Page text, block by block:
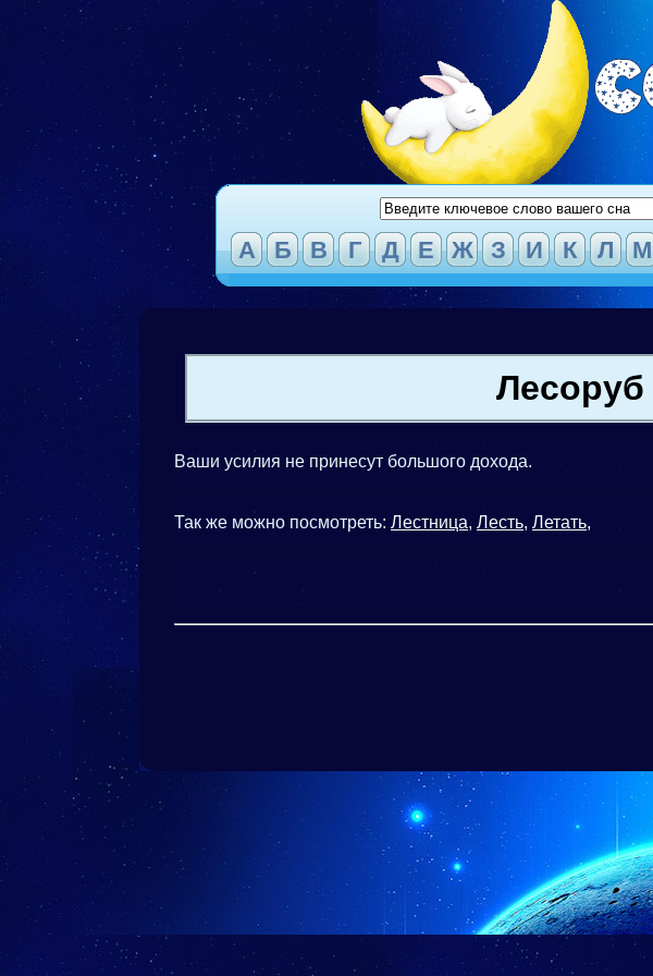
А Б В Г Д Е Ж З И К Л М
Лесоруб
Ваши усилия не принесут большого дохода.
Так же можно посмотреть: Лестница, Лесть, Летать,